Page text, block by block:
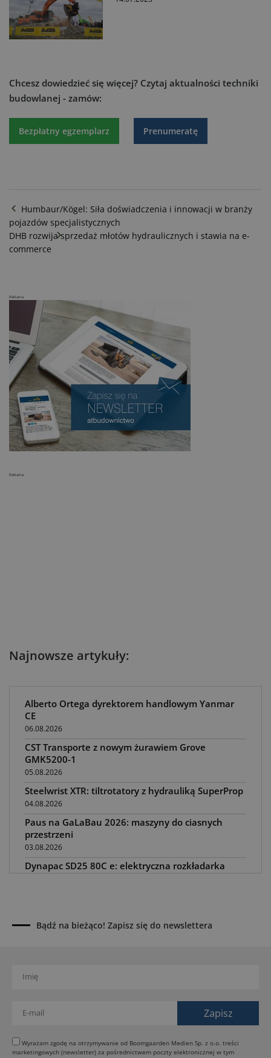
Chcesz dowiedzieć się więcej? Czytaj aktualności techniki
budowlanej - zamów:
Bezpłatny egzemplarz Prenumeratę
Humbaur/Kögel: Siła doświadczenia i innowacji w branży
pojazdów specjalistycznych
DHB rozwija sprzedaż młotów hydraulicznych i stawia na e-
commerce
Reklama
Najnowsze artykuły:
Alberto Ortega dyrektorem handlowym Yanmar
CE
06.08.2026
CST Transporte z nowym żurawiem Grove
GMK5200-1
05.08.2026
Steelwrist XTR: tiltrotatory z hydrauliką SuperProp
04.08.2026
Paus na GaLaBau 2026: maszyny do ciasnych
przestrzeni
03.08.2026
Dynapac SD25 80C e: elektryczna rozkładarka
drogowych
31.07.2026
budowach
Dynapac Z.ERA: elektryczne maszyny i mniej emisji
29.07.2026
Reklama
Bądź na bieżąco! Zapisz się do newslettera
Wyrażam zgodę na otrzymywanie od Boomgaarden Medien Sp. z o.o. treści
marketingowych (newsletter) za pośrednictwem poczty elektronicznej w tym